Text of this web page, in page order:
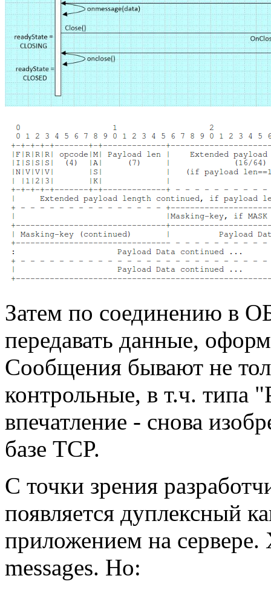
Затем по соединению в
передавать данные,
Сообщения бывают не
контрольные, в т.ч. типа
впечатление - снова
базе TCP.
С точки зрения
появляется дуплексный
приложением на
messages. Но: